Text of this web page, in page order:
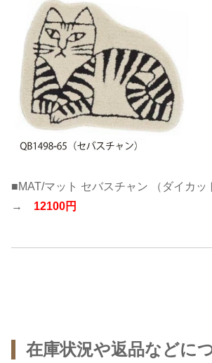
■MAT/マット セバスチャン （ダイカ
→ 12100円
在庫状況や返品などに